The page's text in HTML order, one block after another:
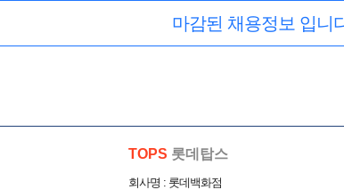
마감된 채용정보 입니
TOPS 롯데탑스
회사명 : 롯데백화점